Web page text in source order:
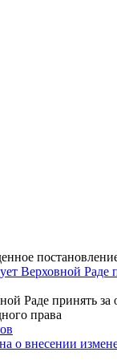
Верховной
Раде принять
права
о внесении